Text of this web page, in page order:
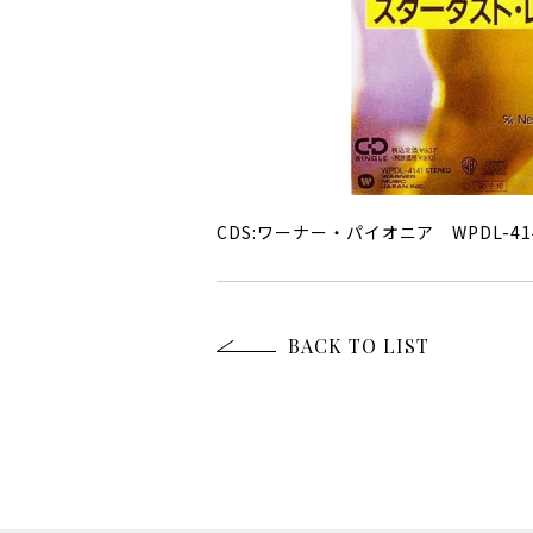
CDS:ワーナー・パイオニア WPDL-
BACK TO LIST